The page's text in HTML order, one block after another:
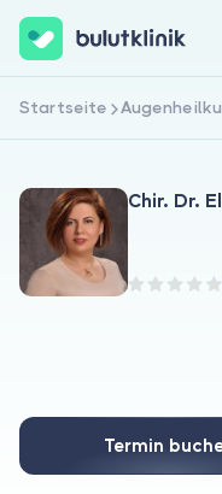
Jetzt registrieren
Startseite
Chir. Dr.
Termin